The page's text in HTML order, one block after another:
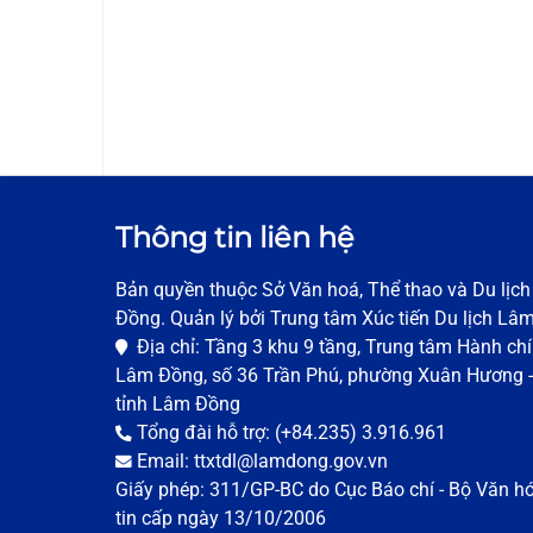
Thông tin liên hệ
Bản quyền thuộc Sở Văn hoá, Thể thao và Du
Đồng. Quản lý bởi Trung tâm Xúc tiến Du lịch
Địa chỉ: Tầng 3 khu 9 tầng, Trung tâm Hành
Lâm Đồng, số 36 Trần Phú, phường Xuân Hương
tỉnh Lâm Đồng
Tổng đài hỗ trợ: (+84.235) 3.916.961
Email: ttxtdl@lamdong.gov.vn
Giấy phép: 311/GP-BC do Cục Báo chí - Bộ Văn
tin cấp ngày 13/10/2006